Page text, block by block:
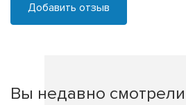
Добавить отзыв
Вы недавно смотрели